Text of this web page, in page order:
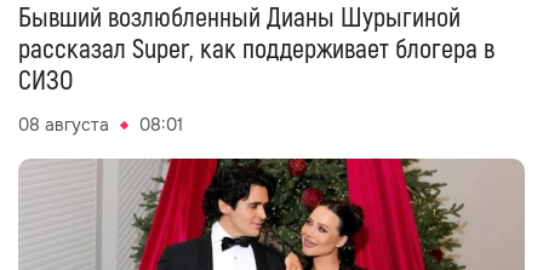
Бывший возлюбленный Дианы Шурыгиной
рассказал Super, как поддерживает блогера в
СИЗО
08 августа 08:01